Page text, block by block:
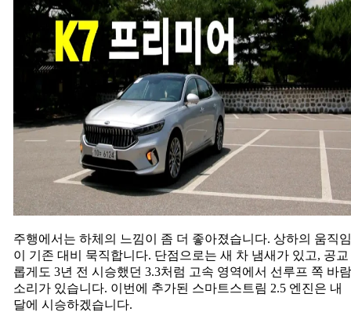
3.0
GDI
시
그
니
처
(2020
Kia
Cadenza
3.0
Drive)
주행에서는 하체의 느낌이 좀 더 좋아졌습니다. 상하의 움직임
이 기존 대비 묵직합니다. 단점으로는 새 차 냄새가 있고, 공교
롭게도 3년 전 시승했던 3.3처럼 고속 영역에서 선루프 쪽 바람
소리가 있습니다. 이번에 추가된 스마트스트림 2.5 엔진은 내
달에 시승하겠습니다.